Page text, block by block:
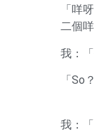
「咩
二個咩
我：
「So
我：